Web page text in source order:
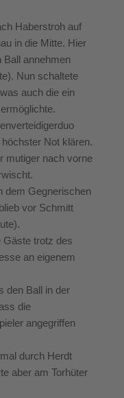
Haberstroh auf
in die Mitte. Hier
Ball annehmen
Nun schaltete
auch die ein
Not klären.
mutiger nach vorne
dem Gegnerischen
vor Schmitt
Gäste trotz des
an eigenem
den Ball in der
die
angegriffen
durch Herdt
aber am Torhüter